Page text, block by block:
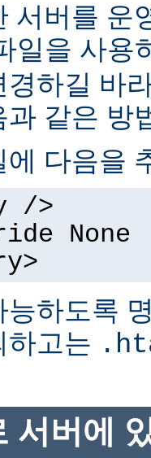
서버를 운
일을 사용
경하길 바
과 같은 방
다음을
/>
None
능하도록
하고는
서버에